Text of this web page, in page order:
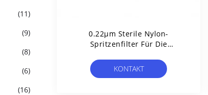
(11)
(9)
(8)
(6)
(16)
0.22μm Sterile Nylon-
Spritzenfilter Für Die
Gereinigtem Wasser
KONTAKT